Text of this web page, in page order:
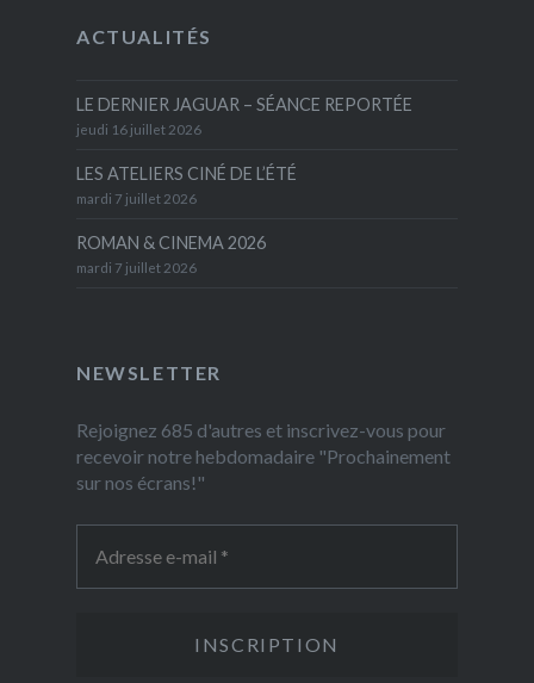
ACTUALITÉS
LE DERNIER JAGUAR – SÉANCE REPORTÉE
jeudi 16 juillet 2026
LES ATELIERS CINÉ DE L’ÉTÉ
mardi 7 juillet 2026
ROMAN & CINEMA 2026
mardi 7 juillet 2026
NEWSLETTER
Rejoignez 685 d'autres et inscrivez-vous pour
recevoir notre hebdomadaire "Prochainement
sur nos écrans!"